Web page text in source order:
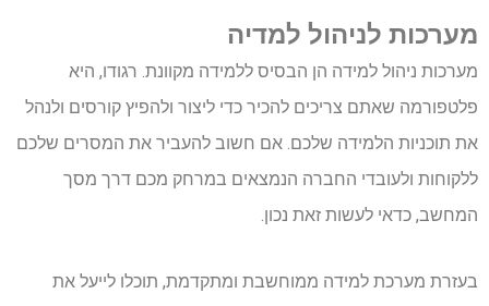
מערכות לניהול למדיה
מערכות ניהול למידה הן הבסיס ללמידה מקוונת. רגודו, היא
פלטפורמה שאתם צריכים להכיר כדי ליצור ולהפיץ קורסים ולנהל
את תוכניות הלמידה שלכם. אם חשוב להעביר את המסרים שלכם
ללקוחות ולעובדי החברה הנמצאים במרחק מכם דרך מסך
המחשב, כדאי לעשות זאת נכון.
בעזרת מערכת למידה ממוחשבת ומתקדמת, תוכלו לייעל את